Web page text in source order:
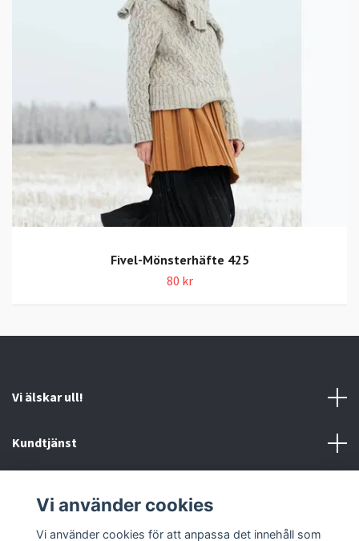
Fivel-Mönsterhäfte 425
80 kr
Vi älskar ull!
Kundtjänst
Sociala medier
Vi använder cookies
Vi använder cookies för att anpassa det innehåll som